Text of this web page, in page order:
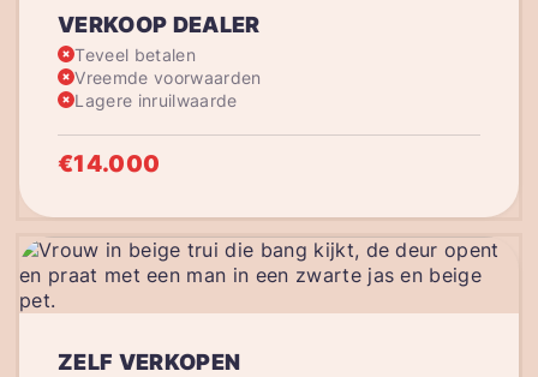
VERKOOP DEALER
Teveel betalen
Vreemde voorwaarden
Lagere inruilwaarde
€14.000
ZELF VERKOPEN